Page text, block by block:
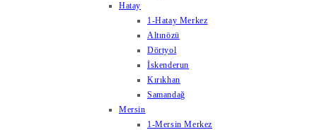
Hatay
1-Hatay Merkez
Altınözü
Dörtyol
İskenderun
Kırıkhan
Samandağ
Mersin
1-Mersin Merkez